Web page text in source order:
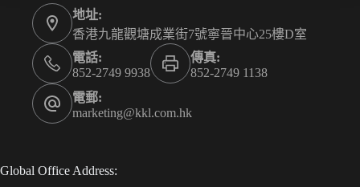
地址:
香港九龍觀塘成業街7號寧晉中心25樓D室
電話:
852-2749 9938
傳真:
852-2749 1138
電郵:
marketing@kkl.com.hk
Global Office Address: